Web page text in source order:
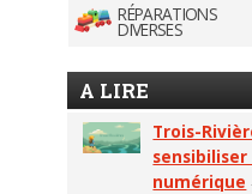
RÉPARATIONS
DIVERSES
A LIRE
Trois-
numérique